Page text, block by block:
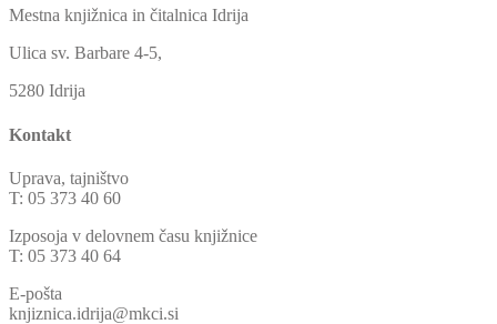
Mestna knjižnica in čitalnica Idrija
Ulica sv. Barbare 4-5,
5280 Idrija
Kontakt
Uprava, tajništvo
T: 05 373 40 60
Izposoja v delovnem času knjižnice
T: 05 373 40 64
E-pošta
knjiznica.idrija@mkci.si